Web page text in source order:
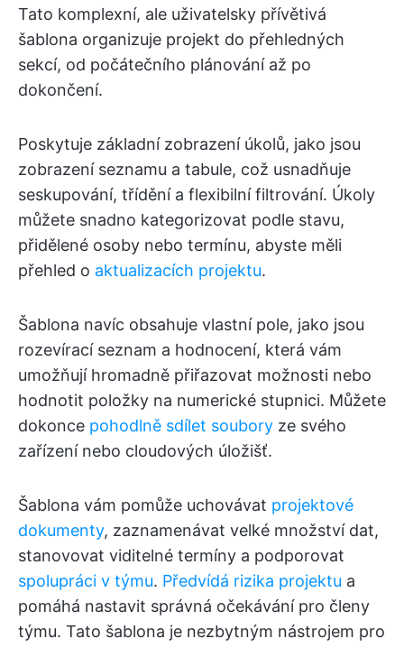
Tato komplexní, ale uživatelsky přívětivá
šablona organizuje projekt do přehledných
sekcí, od počátečního plánování až po
dokončení.
Poskytuje základní zobrazení úkolů, jako jsou
zobrazení seznamu a tabule, což usnadňuje
seskupování, třídění a flexibilní filtrování. Úkoly
můžete snadno kategorizovat podle stavu,
přidělené osoby nebo termínu, abyste měli
přehled o aktualizacích projektu.
Šablona navíc obsahuje vlastní pole, jako jsou
rozevírací seznam a hodnocení, která vám
umožňují hromadně přiřazovat možnosti nebo
hodnotit položky na numerické stupnici. Můžete
dokonce pohodlně sdílet soubory ze svého
zařízení nebo cloudových úložišť.
Šablona vám pomůže uchovávat projektové
dokumenty, zaznamenávat velké množství dat,
stanovovat viditelné termíny a podporovat
spolupráci v týmu. Předvídá rizika projektu a
pomáhá nastavit správná očekávání pro členy
týmu. Tato šablona je nezbytným nástrojem pro